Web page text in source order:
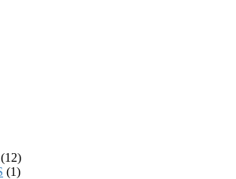
(12)
(1)